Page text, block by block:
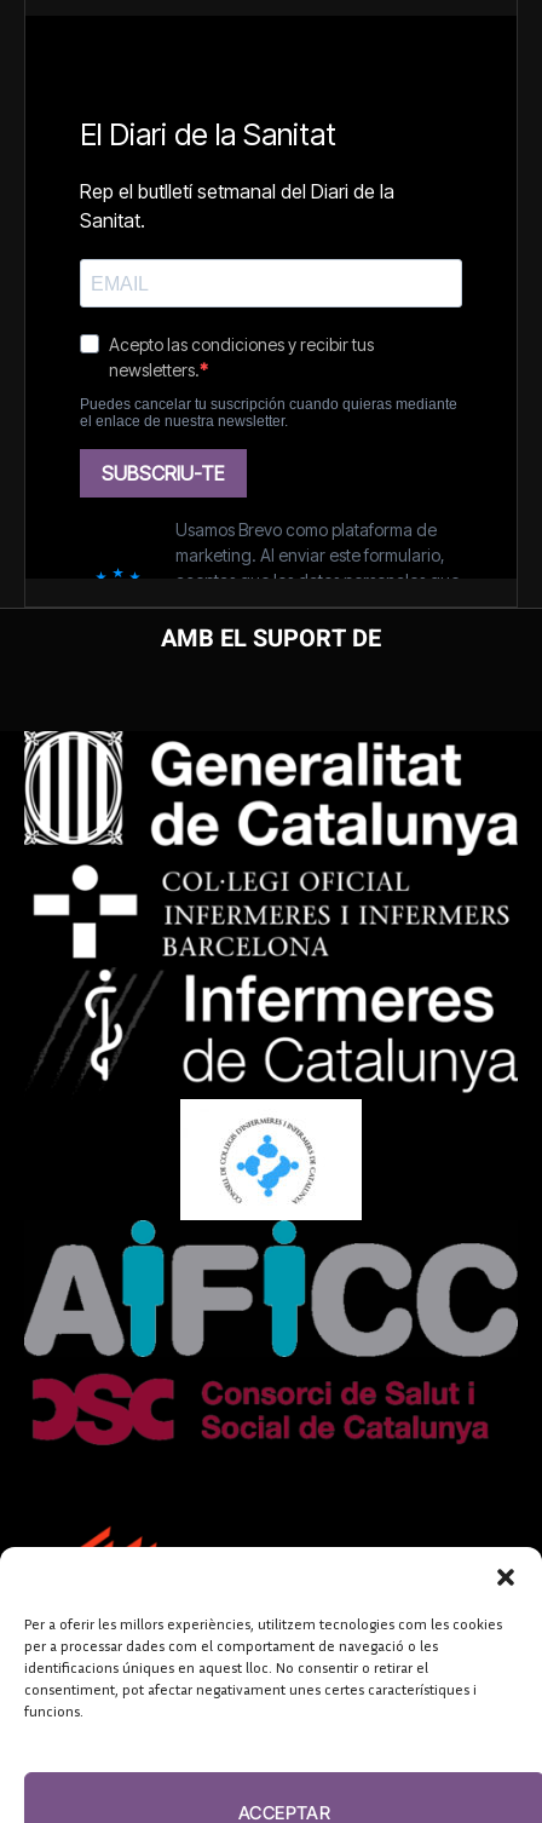
Per a oferir les millors experiències, utilitzem tecnologies com les cookies
per a processar dades com el comportament de navegació o les
identificacions úniques en aquest lloc. No consentir o retirar el
consentiment, pot afectar negativament unes certes característiques i
funcions.
ACCEPTAR
AMB EL SUPORT DE
FUNDACIÓ